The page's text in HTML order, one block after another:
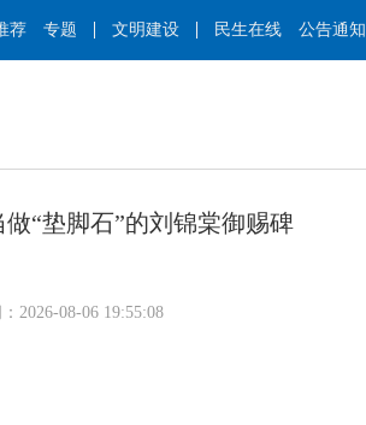
荐 专题 文明建设 民生在线 公告通知
做“垫脚石”的刘锦棠御赐碑
2026-08-06 19:55:08